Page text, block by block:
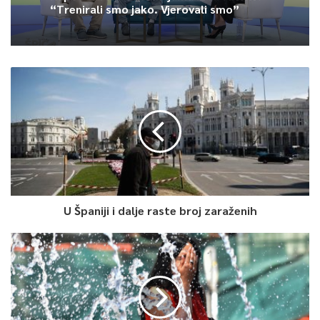
0
Article Rating
“Trenirali smo jako. Vjerovali smo”
U Španiji i dalje raste broj zaraženih